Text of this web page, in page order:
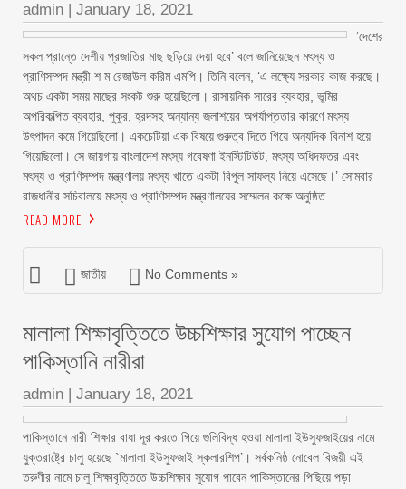
admin | January 18, 2021
‘দেশের
সকল প্রান্তে দেশীয় প্রজাতির মাছ ছড়িয়ে দেয়া হবে’ বলে জানিয়েছেন মৎস্য ও
প্রাণিসম্পদ মন্ত্রী শ ম রেজাউল করিম এমপি। তিনি বলেন, ‘এ লক্ষ্যে সরকার কাজ করছে।
অথচ একটা সময় মাছের সংকট শুরু হয়েছিলো। রাসায়নিক সারের ব্যবহার, ভূমির
অপরিকল্পিত ব্যবহার, পুকুর, হ্রদসহ অন্যান্য জলাশয়ের অপর্যাপ্ততার কারণে মৎস্য
উৎপাদন কমে গিয়েছিলো। একচেটিয়া এক বিষয়ে গুরুত্ব দিতে গিয়ে অন্যদিক বিনাশ হয়ে
গিয়েছিলো। সে জায়গায় বাংলাদেশ মৎস্য গবেষণা ইনস্টিটিউট, মৎস্য অধিদফতর এবং
মৎস্য ও প্রাণিসম্পদ মন্ত্রণালয় মৎস্য খাতে একটা বিপুল সাফল্য নিয়ে এসেছে।’ সোমবার
রাজধানীর সচিবালয়ে মৎস্য ও প্রাণিসম্পদ মন্ত্রণালয়ের সম্মেলন কক্ষে অনুষ্ঠিত
READ MORE
জাতীয় No Comments »
মালালা শিক্ষাবৃত্তিতে উচ্চশিক্ষার সুযোগ পাচ্ছেন
পাকিস্তানি নারীরা
admin | January 18, 2021
পাকিস্তানে নারী শিক্ষার বাধা দূর করতে গিয়ে গুলিবিদ্ধ হওয়া মালালা ইউসুফজাইয়ের নামে
যুক্তরাষ্ট্রে চালু হয়েছে `মালালা ইউসুফজাই স্কলারশিপ’। সর্বকনিষ্ঠ নোবেল বিজয়ী এই
তরুণীর নামে চালু শিক্ষাবৃত্তিতে উচ্চশিক্ষার সুযোগ পাবেন পাকিস্তানের পিছিয়ে পড়া